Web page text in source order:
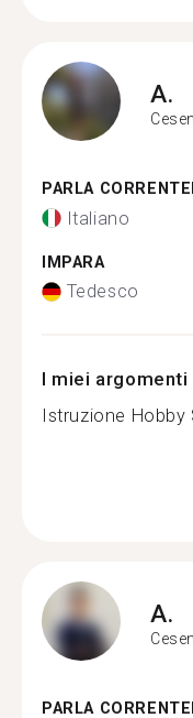
A.
PARLA
Italiano
IMPARA
Tedesco
I miei
Istruzione Hobby
A.
PARLA